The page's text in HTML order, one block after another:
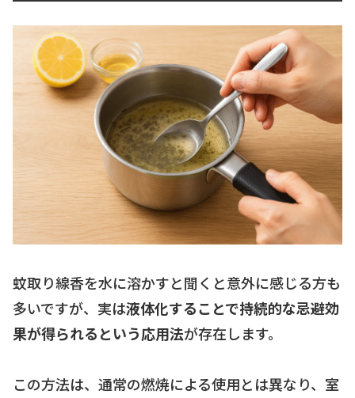
蚊取り線香を水に溶かすと聞くと意外に感じる方も
多いですが、実は液体化することで持続的な忌避効
果が得られるという応用法が存在します。
この方法は、通常の燃焼による使用とは異なり、室